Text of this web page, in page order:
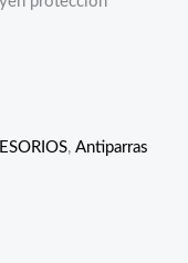
, Antiparras